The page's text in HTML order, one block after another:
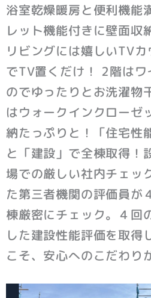
浴室乾燥暖房と便利機能
レット機能付きに壁面収
リビングには嬉しいTV
でTV置くだけ！ 2階は
のでゆったりとお洗濯物
はウォークインクローゼ
納たっぷりと！「住宅性
と「建設」で全棟取得！
場での厳しい社内チェッ
た第三者機関の評価員が
棟厳密にチェック。４回
した建設性能評価を取得
こそ、安心へのこだわり